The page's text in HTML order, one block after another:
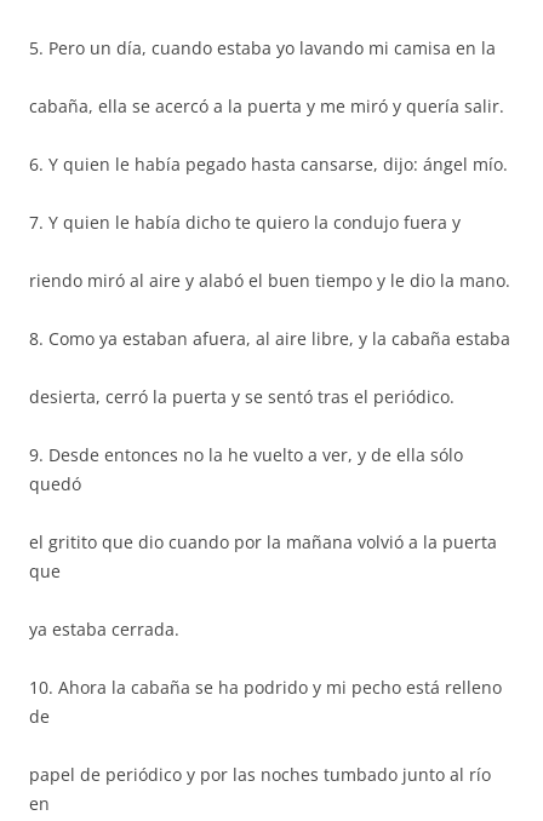
5. Pero un día, cuando estaba yo lavando mi camisa en la
cabaña, ella se acercó a la puerta y me miró y quería salir.
6. Y quien le había pegado hasta cansarse, dijo: ángel mío.
7. Y quien le había dicho te quiero la condujo fuera y
riendo miró al aire y alabó el buen tiempo y le dio la mano.
8. Como ya estaban afuera, al aire libre, y la cabaña estaba
desierta, cerró la puerta y se sentó tras el periódico.
9. Desde entonces no la he vuelto a ver, y de ella sólo
quedó
el gritito que dio cuando por la mañana volvió a la puerta
que
ya estaba cerrada.
10. Ahora la cabaña se ha podrido y mi pecho está relleno
de
papel de periódico y por las noches tumbado junto al río
en